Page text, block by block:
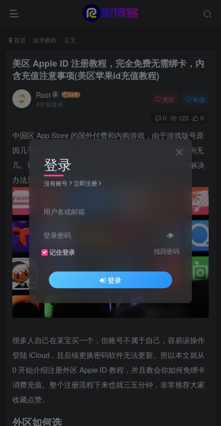
首页 技术教程 正文
美区 Apple ID 注册教程，完全免费无需绑卡，内
含充值注意事项(美区苹果id充值教程)
Root
4年前发布
关注 私信
0 123 0
中国区 App Store 的国外付费和内购游戏，由于游戏版号原
因几乎被下架一空，导致目前 App Store 中国区游戏所剩无
几。短期来看大面积重新上架可能性微乎其微，完美的解决
办法只有一个: 使用外区 Apple ID 下载和购买。
很多人自己在某宝买一个，但账号不属于自己，容易误操作
登陆 iCloud，且后续更换密码软件无法更新。所以本文就从
0 开始介绍注册外区 Apple ID 教程，并且教会你如何免绑卡
消费充值。整个注册流程下来也就三五分钟，非常推荐大家
收藏点赞。
外区如何选
登录
没有账号？立即注册
用户名或邮箱
登录密码
记住登录 找回密码
登录